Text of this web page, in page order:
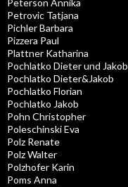
Peterson Annika
Petrovic Tatjana
Pichler Barbara
Pizzera Paul
Plattner Katharina
Pochlatko Dieter und Jakob
Pochlatko Dieter&Jakob
Pochlatko Florian
Pochlatko Jakob
Pohn Christopher
Poleschinski Eva
Polz Renate
Polz Walter
Polzhofer Karin
Poms Anna